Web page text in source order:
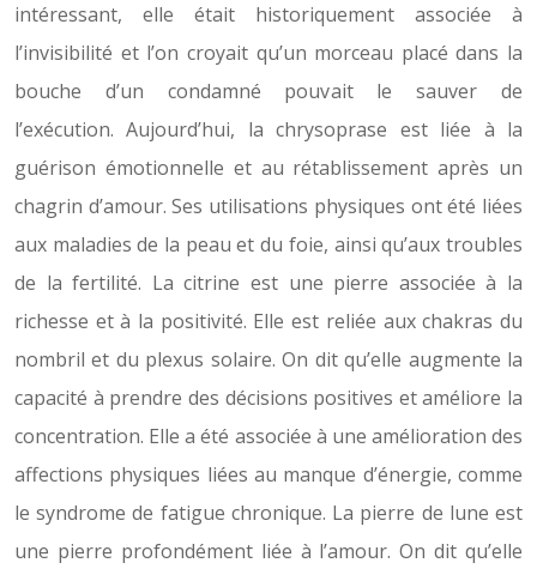
intéressant, elle était historiquement associée à
l’invisibilité et l’on croyait qu’un morceau placé dans la
bouche d’un condamné pouvait le sauver de
l’exécution. Aujourd’hui, la chrysoprase est liée à la
guérison émotionnelle et au rétablissement après un
chagrin d’amour. Ses utilisations physiques ont été liées
aux maladies de la peau et du foie, ainsi qu’aux troubles
de la fertilité. La citrine est une pierre associée à la
richesse et à la positivité. Elle est reliée aux chakras du
nombril et du plexus solaire. On dit qu’elle augmente la
capacité à prendre des décisions positives et améliore la
concentration. Elle a été associée à une amélioration des
affections physiques liées au manque d’énergie, comme
le syndrome de fatigue chronique. La pierre de lune est
une pierre profondément liée à l’amour. On dit qu’elle